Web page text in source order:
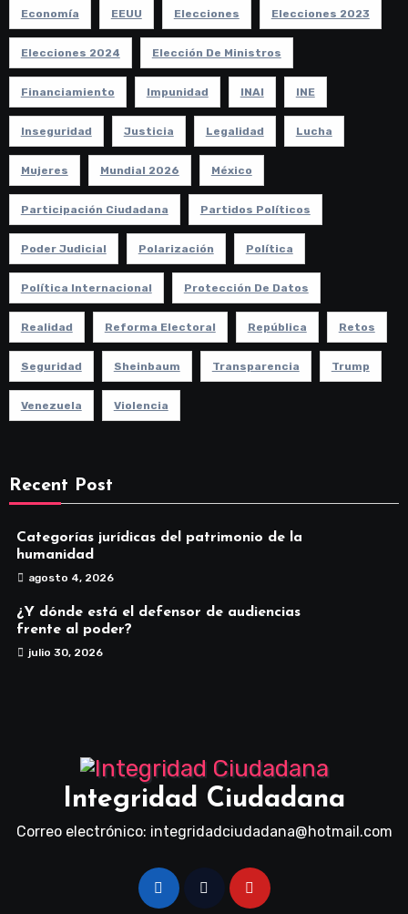
Economía EEUU Elecciones Elecciones 2023
Elecciones 2024 Elección De Ministros
Financiamiento Impunidad INAI INE
Inseguridad Justicia Legalidad Lucha
Mujeres Mundial 2026 México
Participación Ciudadana Partidos Políticos
Poder Judicial Polarización Política
Política Internacional Protección De Datos
Realidad Reforma Electoral República Retos
Seguridad Sheinbaum Transparencia Trump
Venezuela Violencia
Recent Post
Categorías jurídicas del patrimonio de la
humanidad
agosto 4, 2026
¿Y dónde está el defensor de audiencias
frente al poder?
julio 30, 2026
Integridad Ciudadana
Correo electrónico: integridadciudadana@hotmail.com